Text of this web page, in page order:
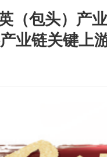
（包头）产
业链关键上